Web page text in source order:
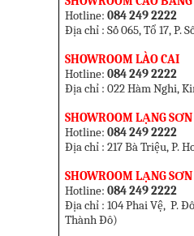
Hotline:084 249 2222
Địa chỉ : Số 065, Tổ 17, P.
SHOWROOM LÀO CAI
Hotline:084 249 2222
Địa chỉ : 022 Hàm Nghi,
SHOWROOM LẠNG SƠN
Hotline:084 249 2222
Địa chỉ : 217 Bà Triệu, P.
SHOWROOM LẠNG SƠN
Hotline:084 249 2222
Địa chỉ : 104 Phai Vệ, P.
Thành Đô)